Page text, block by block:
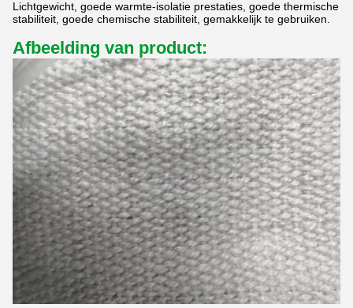
Lichtgewicht, goede warmte-isolatie prestaties, goede thermische
stabiliteit, goede chemische stabiliteit, gemakkelijk te gebruiken.
Afbeelding van product: